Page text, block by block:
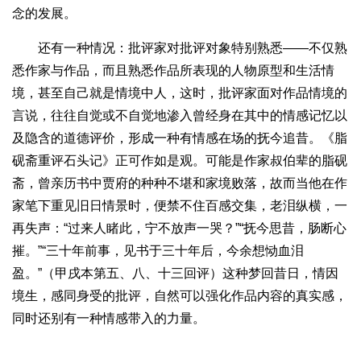
念的发展。
还有一种情况：批评家对批评对象特别熟悉——不仅熟
悉作家与作品，而且熟悉作品所表现的人物原型和生活情
境，甚至自己就是情境中人，这时，批评家面对作品情境的
言说，往往自觉或不自觉地渗入曾经身在其中的情感记忆以
及隐含的道德评价，形成一种有情感在场的抚今追昔。《脂
砚斋重评石头记》正可作如是观。可能是作家叔伯辈的脂砚
斋，曾亲历书中贾府的种种不堪和家境败落，故而当他在作
家笔下重见旧日情景时，便禁不住百感交集，老泪纵横，一
再失声：“过来人睹此，宁不放声一哭？”“抚今思昔，肠断心
摧。”“三十年前事，见书于三十年后，今余想恸血泪
盈。”（甲戌本第五、八、十三回评）这种梦回昔日，情因
境生，感同身受的批评，自然可以强化作品内容的真实感，
同时还别有一种情感带入的力量。